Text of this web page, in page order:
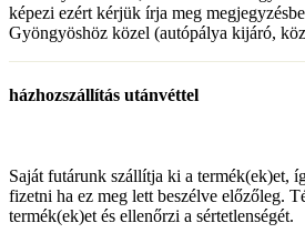
képezi ezért kérjük írja meg
Gyöngyöshöz közel (autópálya kijáró,
házhozszállítás utánvéttel
Saját futárunk szállítja ki a termék(ek)et,
fizetni ha ez meg lett beszélve előzőleg.
termék(ek)et és ellenőrzi a sértetlenségét.